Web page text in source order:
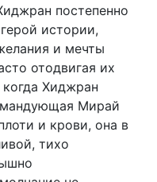
постепенно
истории,
и мечты
отодвигая их
Хиджран
Мирай
и крови, она в
тихо